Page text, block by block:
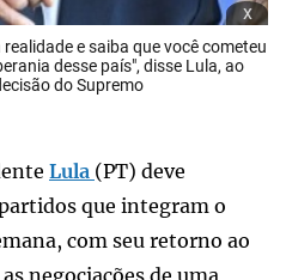
x
realidade e saiba que você cometeu
desse país", disse Lula, ao
do Supremo
Lula (PT) deve
que integram o
com seu retorno ao
negociações de uma